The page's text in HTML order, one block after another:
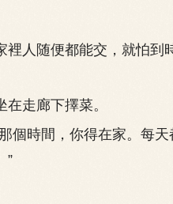
人随便都能交，就怕到
走廊下擇菜。
時間，你得在家。每天
”